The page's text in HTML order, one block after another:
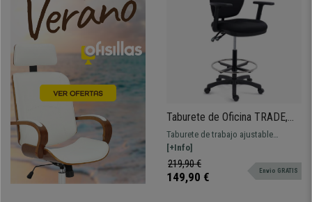
Taburete de Oficina TRADE,
Brazos 3D, Mecanismo y
Reposapiés Ajustables,
Ergonómico, Tela Negra
Taburete de trabajo ajustable
adaptado para uso profesional.
Robusto, resistente y confortable.
[+Info]
219,90 €
149,90 € Envio GRATIS